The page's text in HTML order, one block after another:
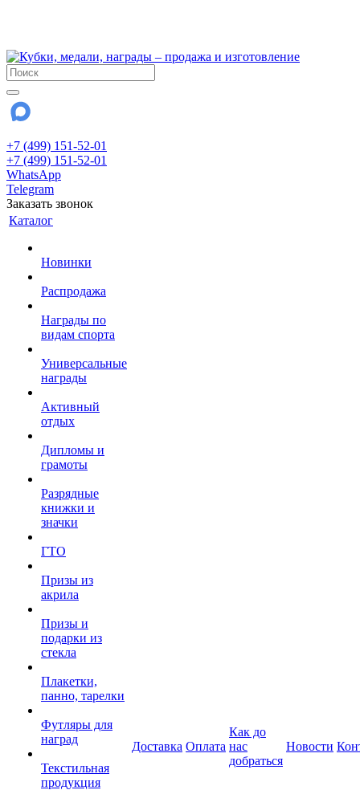
+7 (499) 151-52-01
+7 (499) 151-52-01
WhatsApp
Telegram
Заказать звонок
Каталог
Новинки
Распродажа
Награды по
видам спорта
Универсальные
награды
Активный
отдых
Дипломы и
грамоты
Разрядные
книжки и
значки
ГТО
Призы из
акрила
Призы и
подарки из
стекла
Плакетки,
панно, тарелки
Футляры для
наград
Текстильная
продукция
Доставка Оплата
Как до
нас
добраться
Новости